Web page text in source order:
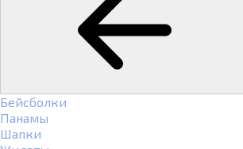
Бейсболки
Панамы
Шапки